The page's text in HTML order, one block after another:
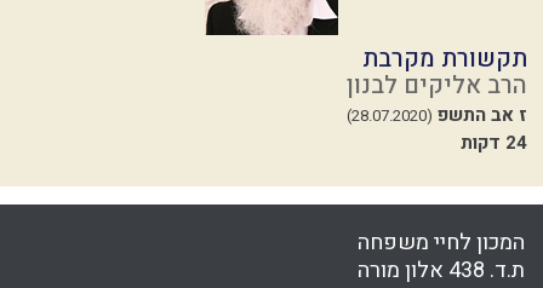
תקשורת מקרבת
הרב אליקים לבנון
ז אב התשפ (28.07.2020)
24 דקות
המכון לחיי משפחה
ת.ד. 438 אלון מורה